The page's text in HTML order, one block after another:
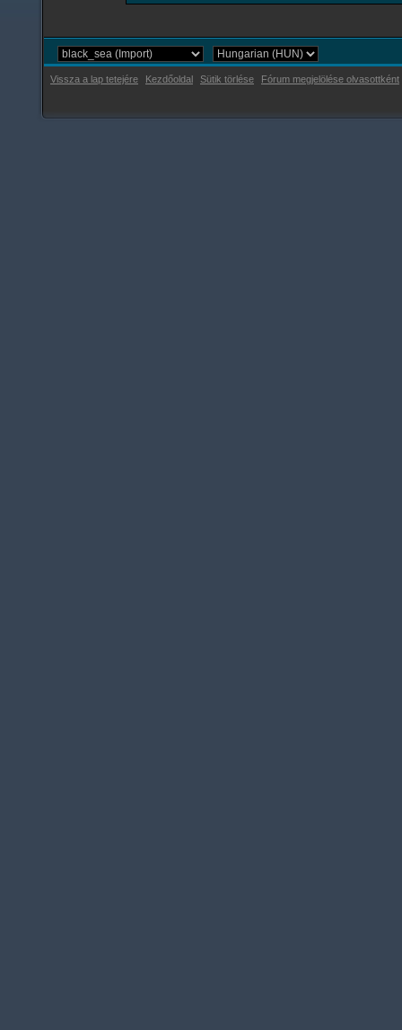
Vissza a lap tetejére Kezdőoldal Sütik törlése Fórum megjelölése olvasottként